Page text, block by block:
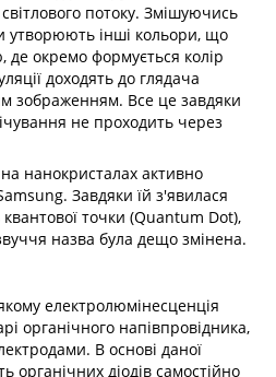
потоку. Змішуючись
утворюють інші кольори, що
окремо формується колір
доходять до глядача
зображенням. Все це завдяки
не проходить через
на нанокристалах активно
Завдяки їй з'явилася
квантової точки (Quantum Dot),
назва була дещо змінена.
електролюмінесценція
органічного напівпровідника,
В основі даної
органічних діодів самостійно